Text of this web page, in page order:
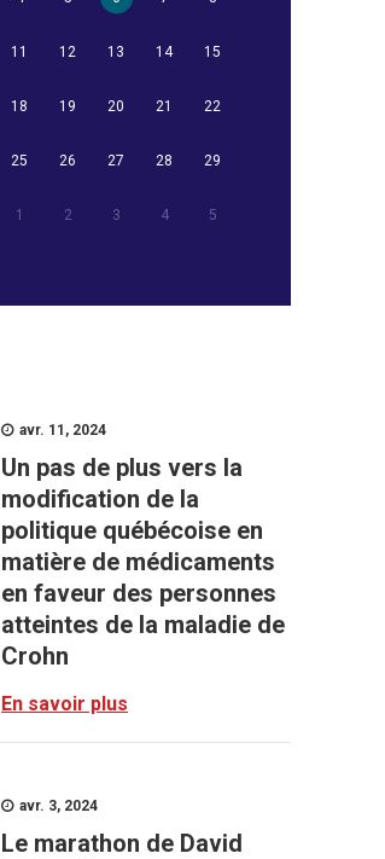
11 12 13 14 15
18 19 20 21 22
25 26 27 28 29
1 2 3 4 5
avr. 11, 2024
Un pas de plus vers la
modification de la
politique québécoise en
matière de médicaments
en faveur des personnes
atteintes de la maladie de
Crohn
En savoir plus
avr. 3, 2024
Le marathon de David